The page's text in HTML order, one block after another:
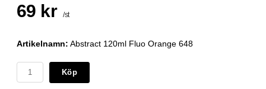
69 kr /st
Artikelnamn: Abstract 120ml Fluo Orange 648
Köp